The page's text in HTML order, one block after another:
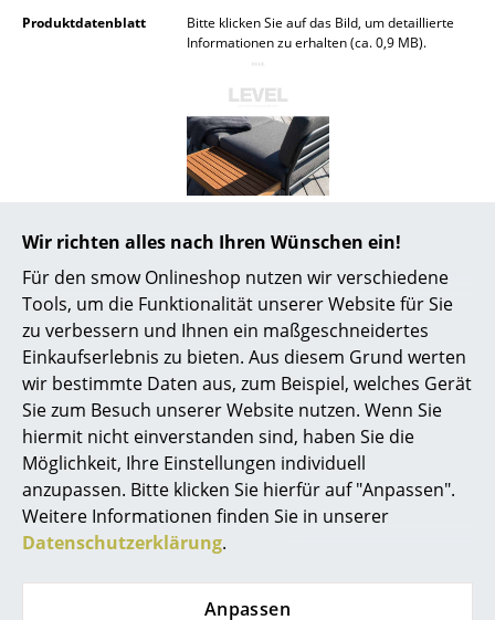
Wir richten alles nach Ihren Wünschen ein!
Für den smow Onlineshop nutzen wir verschiedene
Tools, um die Funktionalität unserer Website für Sie
zu verbessern und Ihnen ein maßgeschneidertes
Einkaufserlebnis zu bieten. Aus diesem Grund werten
wir bestimmte Daten aus, zum Beispiel, welches Gerät
Sie zum Besuch unserer Website nutzen. Wenn Sie
hiermit nicht einverstanden sind, haben Sie die
Möglichkeit, Ihre Einstellungen individuell
anzupassen. Bitte klicken Sie hierfür auf "Anpassen".
Weitere Informationen finden Sie in unserer
Datenschutzerklärung.
Anpassen
Bodenleuchten
Betten
Doppelbetten
Einzelbetten
Stapelbetten
Kinderbetten
Nachttische & Bettzubehör
... alle Betten
Produktdatenblatt
Bitte klicken Sie auf das Bild, um detaillierte
Informationen zu erhalten (ca. 0,9 MB).
Zubehör
Houe